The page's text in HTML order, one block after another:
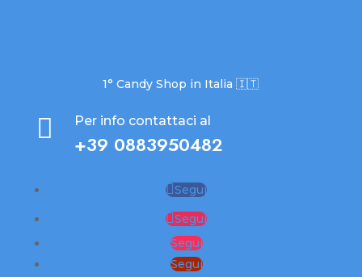
1° Candy Shop in Italia 🇮🇹
 Per info contattaci al
+39 0883950482
Segui
Segui
Segui
Segui